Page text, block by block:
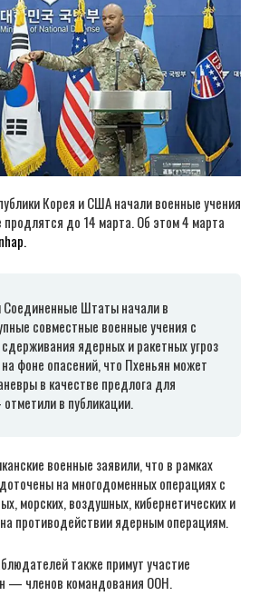
Корея и США начали военные учения
продлятся до 14 марта. Об этом 4 марта
Штаты начали в
совместные военные учения с
ядерных и ракетных угроз
фоне опасений, что Пхеньян может
в качестве предлога для
в публикации.
военные заявили, что в рамках
на многодоменных операциях с
морских, воздушных, кибернетических и
противодействии ядерным операциям.
также примут участие
— членов командования ООН.